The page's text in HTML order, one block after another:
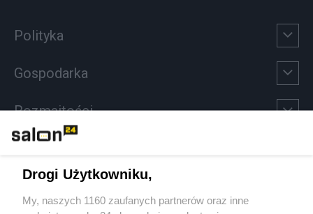
Polityka
Gospodarka
Rozmaitości
Sport
Drogi Użytkowniku,
My, naszych 1160 zaufanych partnerów oraz inne